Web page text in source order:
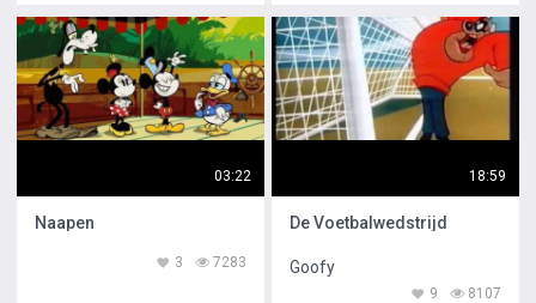
03:22
Naapen
7283
3
18:59
De Voetbalwedstrijd
Goofy
8107
9